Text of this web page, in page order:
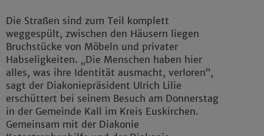
Die Straßen sind zum Teil komplett
weggespült, zwischen den Häusern liegen
Bruchstücke von Möbeln und privater
Habseligkeiten. „Die Menschen haben hier
alles, was ihre Identität ausmacht, verloren“,
sagt der Diakoniepräsident Ulrich Lilie
erschüttert bei seinem Besuch am Donnerstag
in der Gemeinde Kall im Kreis Euskirchen.
Gemeinsam mit der Diakonie